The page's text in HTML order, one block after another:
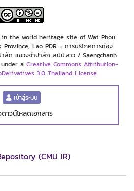
the world heritage site of Wat Phou
Lao PDR = การบริโภคการท่อง
าสัก แขวงจำปาสัก สปป.ลาว / Saengchanh
a Creative Commons Attribution-
3.0 Thailand License.
เข้าสู่ระบบ
าวน์โหลดเอกสาร
(CMU IR)